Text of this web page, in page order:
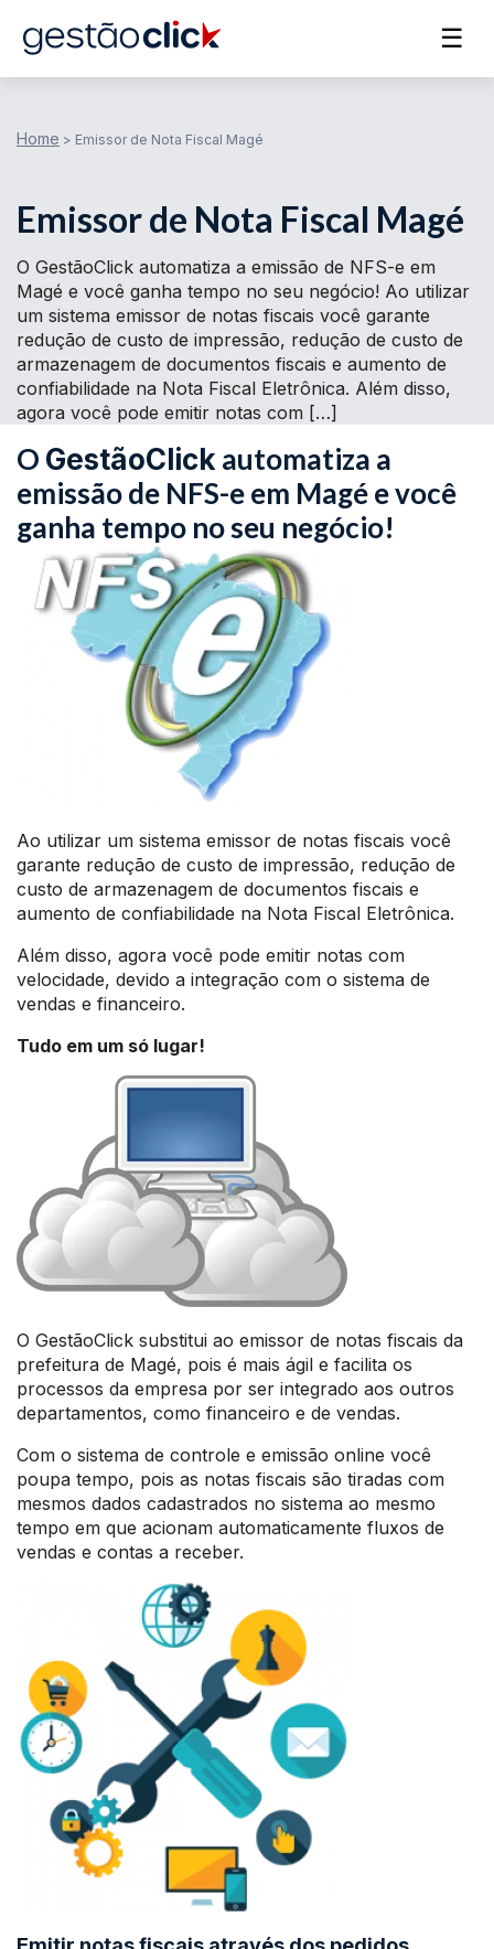
☰
Home > Emissor de Nota Fiscal Magé
Emissor de Nota Fiscal Magé
O GestãoClick automatiza a emissão de NFS-e em
Magé e você ganha tempo no seu negócio! Ao utilizar
um sistema emissor de notas fiscais você garante
redução de custo de impressão, redução de custo de
armazenagem de documentos fiscais e aumento de
confiabilidade na Nota Fiscal Eletrônica. Além disso,
agora você pode emitir notas com […]
O GestãoClick automatiza a
emissão de NFS-e em Magé e você
ganha tempo no seu negócio!
Ao utilizar um sistema emissor de notas fiscais você
garante redução de custo de impressão, redução de
custo de armazenagem de documentos fiscais e
aumento de confiabilidade na Nota Fiscal Eletrônica.
Além disso, agora você pode emitir notas com
velocidade, devido a integração com o sistema de
vendas e financeiro.
Tudo em um só lugar!
O GestãoClick substitui ao emissor de notas fiscais da
prefeitura de Magé, pois é mais ágil e facilita os
processos da empresa por ser integrado aos outros
departamentos, como financeiro e de vendas.
Com o sistema de controle e emissão online você
poupa tempo, pois as notas fiscais são tiradas com
mesmos dados cadastrados no sistema ao mesmo
tempo em que acionam automaticamente fluxos de
vendas e contas a receber.